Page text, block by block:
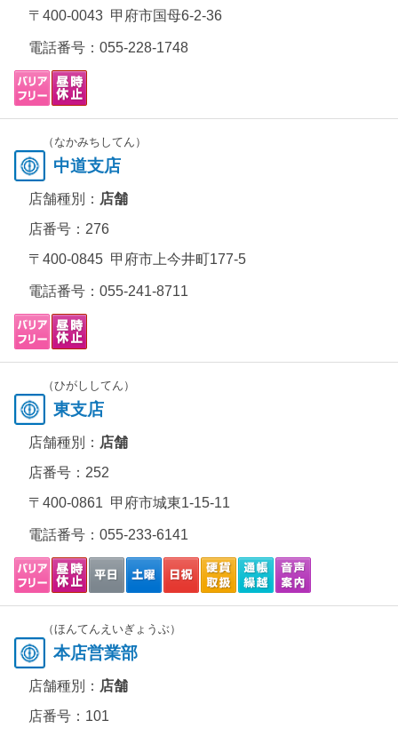
〒400-0043 甲府市国母6-2-36
電話番号： 055-228-1748
（なかみちしてん）
中道支店
店舗種別： 店舗
店番号：276
〒400-0845 甲府市上今井町177-5
電話番号： 055-241-8711
（ひがししてん）
東支店
店舗種別： 店舗
店番号：252
〒400-0861 甲府市城東1-15-11
電話番号： 055-233-6141
（ほんてんえいぎょうぶ）
本店営業部
店舗種別： 店舗
店番号：101